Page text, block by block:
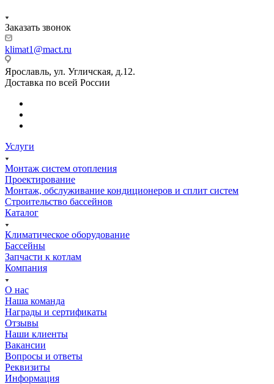
Заказать звонок
klimat1@mact.ru
Ярославль, ул. Угличская, д.12.
Доставка по всей России
Услуги
Монтаж систем отопления
Проектирование
Монтаж, обслуживание кондиционеров и сплит систем
Строительство бассейнов
Каталог
Климатическое оборудование
Бассейны
Запчасти к котлам
Компания
О нас
Наша команда
Награды и сертификаты
Отзывы
Наши клиенты
Вакансии
Вопросы и ответы
Реквизиты
Информация